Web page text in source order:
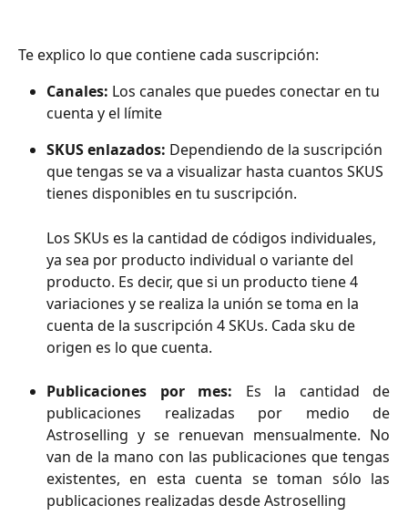
Te explico lo que contiene cada suscripción:
Canales: Los canales que puedes conectar en tu
cuenta y el límite
SKUS enlazados: Dependiendo de la suscripción
que tengas se va a visualizar hasta cuantos SKUS
tienes disponibles en tu suscripción.
Los SKUs es la cantidad de códigos individuales,
ya sea por producto individual o variante del
producto. Es decir, que si un producto tiene 4
variaciones y se realiza la unión se toma en la
cuenta de la suscripción 4 SKUs. Cada sku de
origen es lo que cuenta.
Publicaciones por mes: Es la cantidad de
publicaciones realizadas por medio de
Astroselling y se renuevan mensualmente. No
van de la mano con las publicaciones que tengas
existentes, en esta cuenta se toman sólo las
publicaciones realizadas desde Astroselling